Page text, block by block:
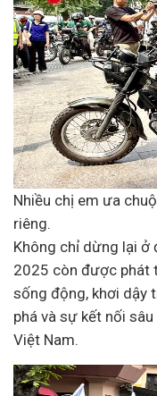
Nhiều chị em ưa
riêng.
Không chỉ dừng lại ở
2025 còn được phát
sống động, khơi dậy
phá và sự kết nối
Việt Nam.